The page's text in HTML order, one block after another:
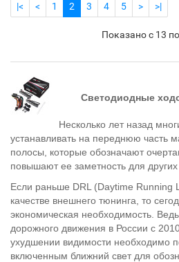
|< < 1 2 3 4 5 > >|
Показано с 13
Светодиодные
Несколько лет назад
устанавливать на переднюю часть
полосы, которые обозначают
повышают ее заметность для других
Если раньше DRL (Daytime Running
качестве внешнего тюнинга, то
экономическая необходимость.
дорожного движения в России с
ухудшении видимости необходимо
включенным ближний свет для